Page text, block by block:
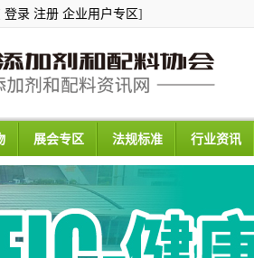
登录 注册 企业用户专区]
展会专区 法规标准 行业资讯